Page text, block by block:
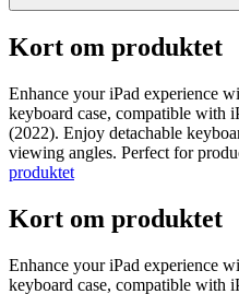
Kort om produktet
Enhance your iPad experience
keyboard case, compatible with
(2022). Enjoy detachable
viewing angles. Perfect for
produktet
Kort om produktet
Enhance your iPad experience
keyboard case, compatible with